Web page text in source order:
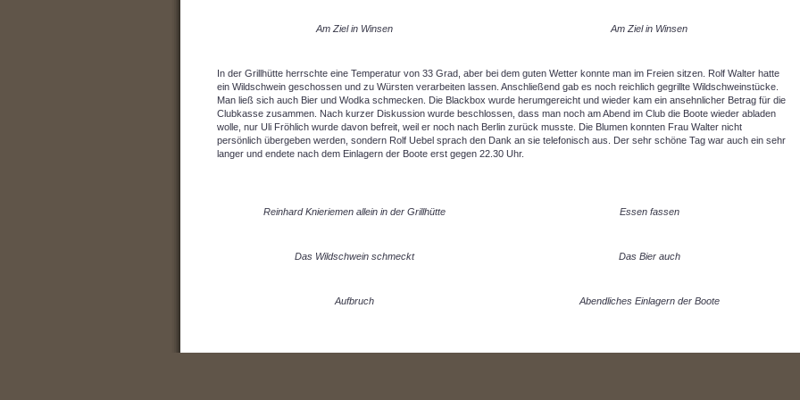
Am Ziel in Winsen Am Ziel in Winsen
In der Grillhütte herrschte eine Temperatur von 33 Grad, aber bei dem guten Wetter konnte man im Freien sitzen. Rolf Walter hatte
ein Wildschwein geschossen und zu Würsten verarbeiten lassen. Anschließend gab es noch reichlich gegrillte Wildschweinstücke.
Man ließ sich auch Bier und Wodka schmecken. Die Blackbox wurde herumgereicht und wieder kam ein ansehnlicher Betrag für die
Clubkasse zusammen. Nach kurzer Diskussion wurde beschlossen, dass man noch am Abend im Club die Boote wieder abladen
wolle, nur Uli Fröhlich wurde davon befreit, weil er noch nach Berlin zurück musste. Die Blumen konnten Frau Walter nicht
persönlich übergeben werden, sondern Rolf Uebel sprach den Dank an sie telefonisch aus. Der sehr schöne Tag war auch ein sehr
langer und endete nach dem Einlagern der Boote erst gegen 22.30 Uhr.
Reinhard Knieriemen allein in der Grillhütte Essen fassen
Das Wildschwein schmeckt Das Bier auch
Aufbruch Abendliches Einlagern der Boote